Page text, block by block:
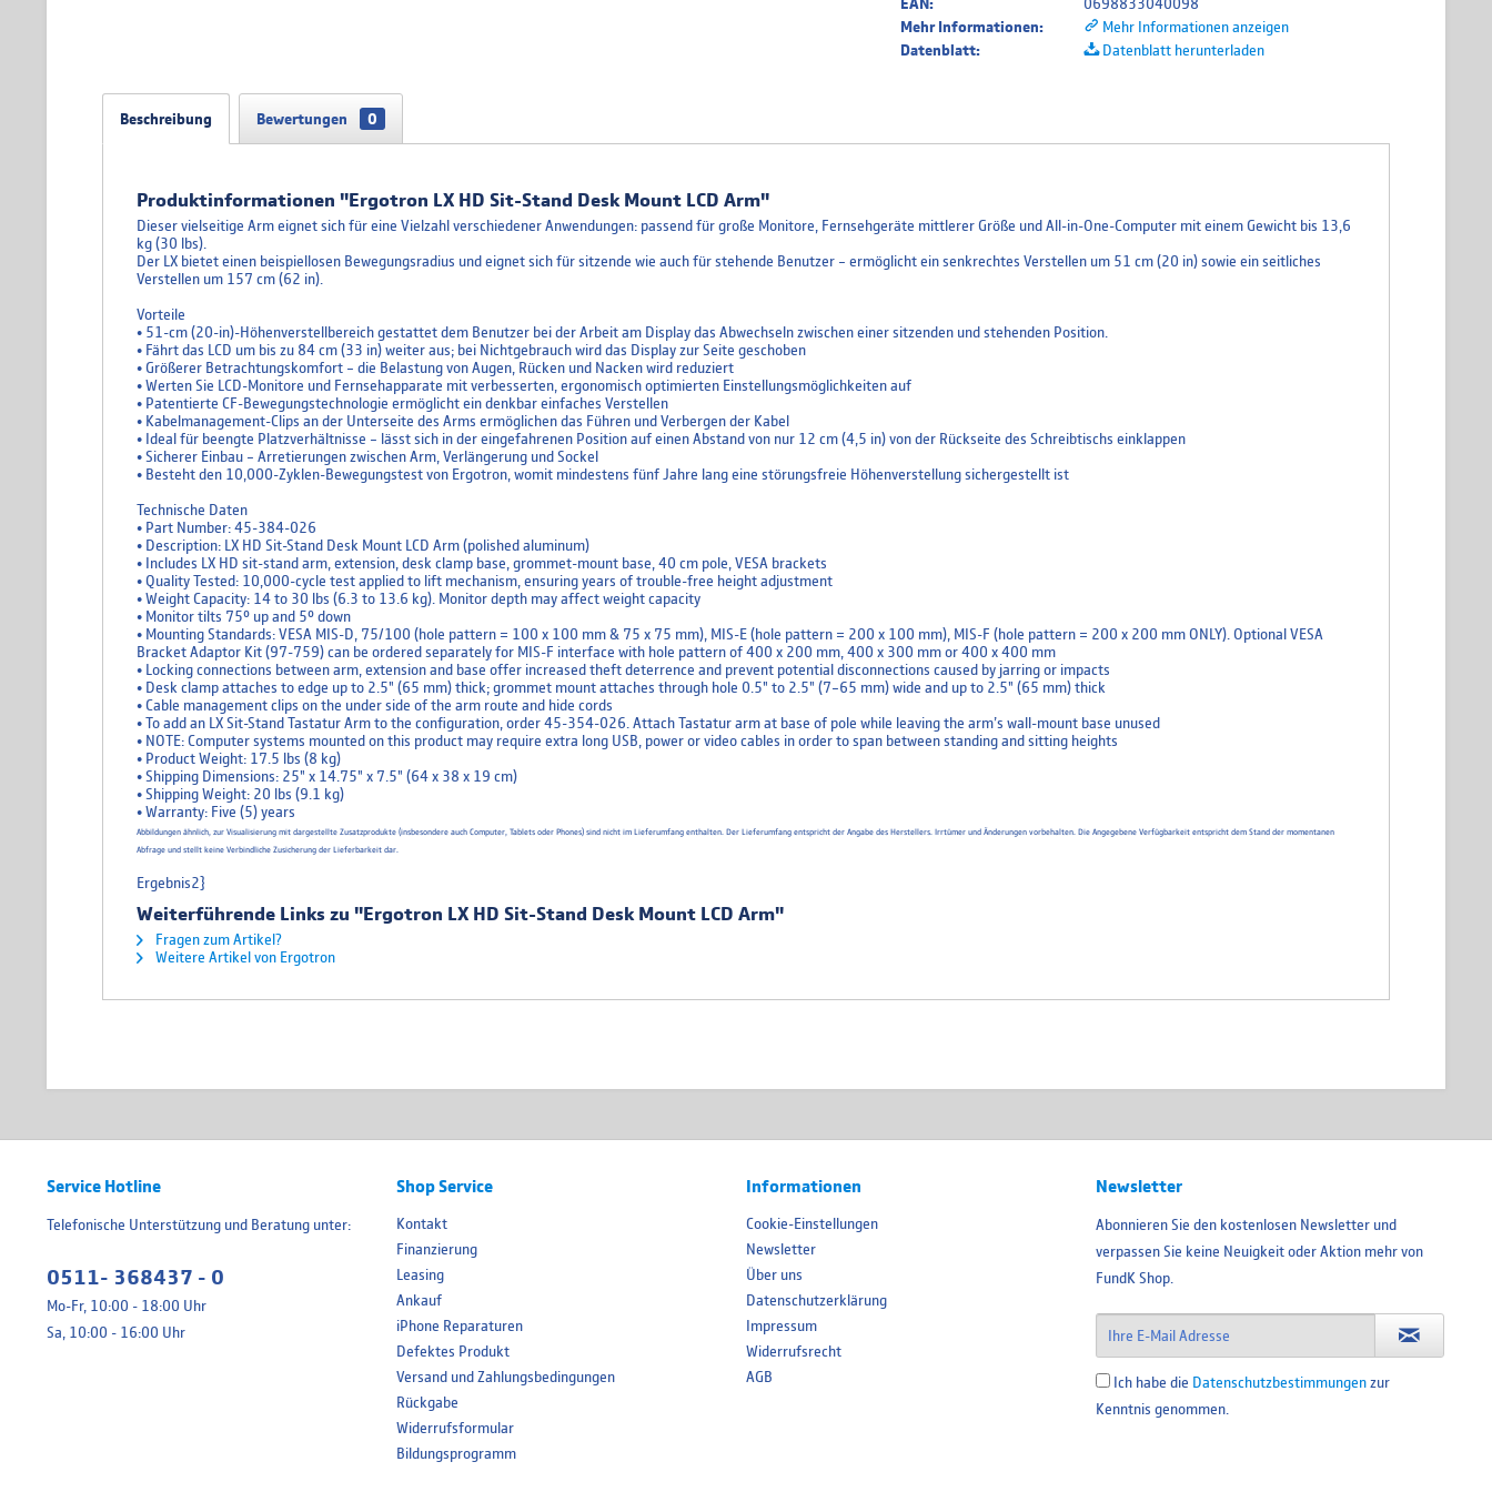
Mehr Informationen:
Mehr Informationen anzeigen
Datenblatt:
Datenblatt herunterladen
Beschreibung Bewertungen 0
Produktinformationen "Ergotron LX HD Sit-Stand Desk Mount LCD Arm"
Dieser vielseitige Arm eignet sich für eine Vielzahl verschiedener Anwendungen: passend für große Monitore, Fernsehgeräte mittlerer Größe und All-in-One-Computer mit einem Gewicht bis 13,6
kg (30 lbs).
Der LX bietet einen beispiellosen Bewegungsradius und eignet sich für sitzende wie auch für stehende Benutzer – ermöglicht ein senkrechtes Verstellen um 51 cm (20 in) sowie ein seitliches
Verstellen um 157 cm (62 in).
Vorteile
• 51-cm (20-in)-Höhenverstellbereich gestattet dem Benutzer bei der Arbeit am Display das Abwechseln zwischen einer sitzenden und stehenden Position.
• Fährt das LCD um bis zu 84 cm (33 in) weiter aus; bei Nichtgebrauch wird das Display zur Seite geschoben
• Größerer Betrachtungskomfort – die Belastung von Augen, Rücken und Nacken wird reduziert
• Werten Sie LCD-Monitore und Fernsehapparate mit verbesserten, ergonomisch optimierten Einstellungsmöglichkeiten auf
• Patentierte CF-Bewegungstechnologie ermöglicht ein denkbar einfaches Verstellen
• Kabelmanagement-Clips an der Unterseite des Arms ermöglichen das Führen und Verbergen der Kabel
• Ideal für beengte Platzverhältnisse – lässt sich in der eingefahrenen Position auf einen Abstand von nur 12 cm (4,5 in) von der Rückseite des Schreibtischs einklappen
• Sicherer Einbau – Arretierungen zwischen Arm, Verlängerung und Sockel
• Besteht den 10,000-Zyklen-Bewegungstest von Ergotron, womit mindestens fünf Jahre lang eine störungsfreie Höhenverstellung sichergestellt ist
Technische Daten
• Part Number: 45-384-026
• Description: LX HD Sit-Stand Desk Mount LCD Arm (polished aluminum)
• Includes LX HD sit-stand arm, extension, desk clamp base, grommet-mount base, 40 cm pole, VESA brackets
• Quality Tested: 10,000-cycle test applied to lift mechanism, ensuring years of trouble-free height adjustment
• Weight Capacity: 14 to 30 lbs (6.3 to 13.6 kg). Monitor depth may affect weight capacity
• Monitor tilts 75° up and 5° down
• Mounting Standards: VESA MIS-D, 75/100 (hole pattern = 100 x 100 mm & 75 x 75 mm), MIS-E (hole pattern = 200 x 100 mm), MIS-F (hole pattern = 200 x 200 mm ONLY). Optional VESA
Bracket Adaptor Kit (97-759) can be ordered separately for MIS-F interface with hole pattern of 400 x 200 mm, 400 x 300 mm or 400 x 400 mm
• Locking connections between arm, extension and base offer increased theft deterrence and prevent potential disconnections caused by jarring or impacts
• Desk clamp attaches to edge up to 2.5" (65 mm) thick; grommet mount attaches through hole 0.5" to 2.5" (7–65 mm) wide and up to 2.5" (65 mm) thick
• Cable management clips on the under side of the arm route and hide cords
• To add an LX Sit-Stand Tastatur Arm to the configuration, order 45-354-026. Attach Tastatur arm at base of pole while leaving the arm’s wall-mount base unused
• NOTE: Computer systems mounted on this product may require extra long USB, power or video cables in order to span between standing and sitting heights
• Product Weight: 17.5 lbs (8 kg)
• Shipping Dimensions: 25" x 14.75" x 7.5" (64 x 38 x 19 cm)
• Shipping Weight: 20 lbs (9.1 kg)
• Warranty: Five (5) years
Abbildungen ähnlich, zur Visualisierung mit dargestellte Zusatzprodukte (insbesondere auch Computer, Tablets oder Phones) sind nicht im Lieferumfang enthalten. Der Lieferumfang entspricht der Angabe des Herstellers. Irrtümer und Änderungen vorbehalten. Die Angegebene Verfügbarkeit entspricht dem Stand der momentanen
Abfrage und stellt keine Verbindliche Zusicherung der Lieferbarkeit dar.
Ergebnis2}
Weiterführende Links zu "Ergotron LX HD Sit-Stand Desk Mount LCD Arm"
Fragen zum Artikel?
Weitere Artikel von Ergotron
Service Hotline
Telefonische Unterstützung und Beratung unter:
0511- 368437 - 0
Mo-Fr, 10:00 - 18:00 Uhr
Sa, 10:00 - 16:00 Uhr
Shop Service
Kontakt
Finanzierung
Leasing
Ankauf
iPhone Reparaturen
Defektes Produkt
Versand und Zahlungsbedingungen
Rückgabe
Widerrufsformular
Bildungsprogramm
Informationen
Cookie-Einstellungen
Newsletter
Über uns
Datenschutzerklärung
Impressum
Widerrufsrecht
AGB
Newsletter
Abonnieren Sie den kostenlosen Newsletter und
verpassen Sie keine Neuigkeit oder Aktion mehr von
FundK Shop.
Ich habe die Datenschutzbestimmungenzur
Kenntnis genommen.